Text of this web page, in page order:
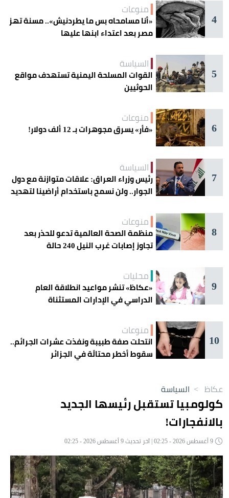
4
منوعات
«أنا مسامحاه بس ما يطردنيش».. مسنة تهز
مصر بعد اعتداء ابنها عليها
5
السياسة
القوات المسلحة اليمنية تستهدف مواقع
الحوثيين
6
منوعات
«فأر» يسرق مجوهرات بـ 12 ألف دولار!
7
السياسة
رئيس وزراء العراق: علاقات متوازنة مع دول
الجوار.. ولن نسمح باستخدام أراضينا لتهديد
8
منوعات
منظمة الصحة العالمية تدعو للحذر بعد
تجاوز إصابات غرب النيل 240 حالة
9
محليات
«عكاظ» تنشر مواعيد انطلاقة العام
الدراسي في الإدارات المستثناة
10
منوعات
انتحلت صفة طبيبة ونفذت عشرات الجرائم..
سقوط أخطر محتالَة في الجزائر
عكاظ > السياسة
كولومبيا تستقبل رئيسها الجديد
بالانفجارات!